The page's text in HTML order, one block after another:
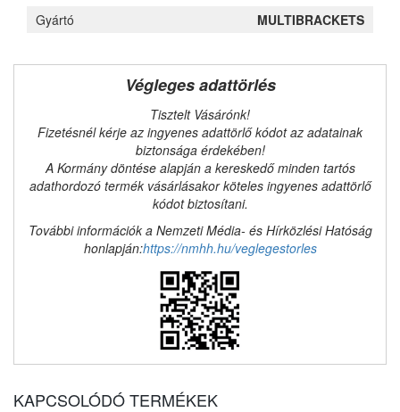
Gyártó
MULTIBRACKETS
Végleges adattörlés
Tisztelt Vásárónk!
Fizetésnél kérje az ingyenes adattörlő kódot az adatainak
biztonsága érdekében!
A Kormány döntése alapján a kereskedő minden tartós
adathordozó termék vásárlásakor köteles ingyenes adattörlő
kódot biztosítani.
További információk a Nemzeti Média- és Hírközlési Hatóság
honlapján:https://nmhh.hu/veglegestorles
KAPCSOLÓDÓ TERMÉKEK